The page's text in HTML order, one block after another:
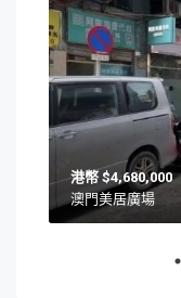
$4,680,000
澳門美居廣場